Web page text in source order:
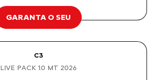
GARANTA O SEU
C3
LIVE PACK 1.0 MT 2026